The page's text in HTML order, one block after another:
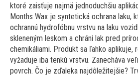
ktoré zaisťuje najmä jednoduchšiu
Months Wax je syntetická ochrana laku,
ochrannú hydrofóbnu vrstvu na laku
skleneným leskom a chráni lak pred
chemikáliami. Produkt sa ľahko aplikuje,
vyžaduje iba tenkú vrstvu. Zanecháva
povrch. Čo je zďaleka najdôležitejšie?